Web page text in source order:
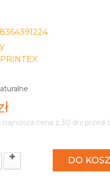
PRINTEX
najniższa cena z 30 dni przed
DO